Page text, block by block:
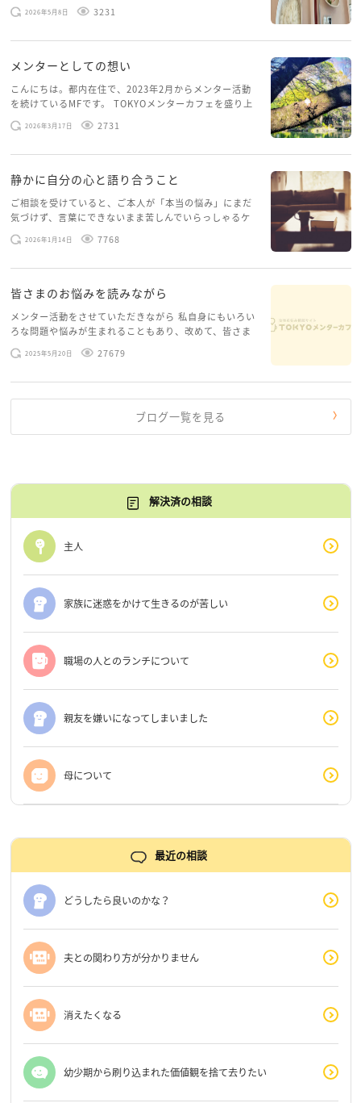
スを体験していて、しばらくメンターカフェに来られて
いませんでした。体力だけでなく、気力も落ちパソコン
2026年5月8日 3231
メンターとしての想い
こんにちは。都内在住で、2023年2月からメンター活動
を続けているMFです。 TOKYOメンターカフェを盛り上
げたいという想いから、勇気を出して初めてブログを投
稿してみようと思います。少し自分のことを書いてみま
2026年3月17日 2731
静かに自分の心と語り合うこと
ご相談を受けていると、ご本人が「本当の悩み」にまだ
気づけず、言葉にできないまま苦しんでいらっしゃるケ
ースがありますお悩みというのは、心の深いところ（深
層心理）に触れることで、まったく違う角度から解決の
2026年1月14日 7768
皆さまのお悩みを読みながら
メンター活動をさせていただきながら 私自身にもいろい
ろな問題や悩みが生まれることもあり、改めて、皆さま
のお悩みを読みながら 「みんな、もがいてる。わたし
だけじゃないんだな」と、逆に励まされるような日々で
2025年5月20日 27679
ブログ一覧を見る
解決済の相談
主人
家族に迷惑をかけて生きるのが苦しい
職場の人とのランチについて
親友を嫌いになってしまいました
母について
最近の相談
どうしたら良いのかな？
夫との関わり方が分かりません
消えたくなる
幼少期から刷り込まれた価値観を捨て去りたい